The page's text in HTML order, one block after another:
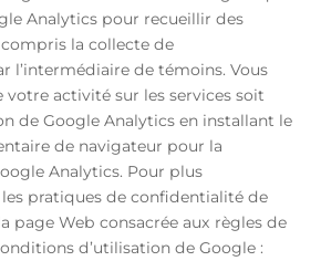
Analytics pour recueillir des
la collecte de
l’intermédiaire de témoins. Vous
votre activité sur les services soit
de Google Analytics en installant le
de navigateur pour la
Analytics. Pour plus
pratiques de confidentialité de
page Web consacrée aux règles de
d’utilisation de Google :